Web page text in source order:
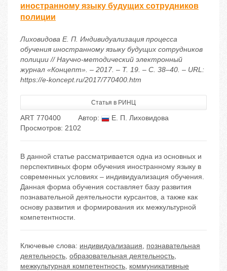
иностранному языку будущих сотрудников
полиции
Лиховидова Е. П. Индивидуализация процесса
обучения иностранному языку будущих сотрудников
полиции // Научно-методический электронный
журнал «Концепт». – 2017. – Т. 19. – С. 38–40. – URL:
https://e-koncept.ru/2017/770400.htm
Статья в РИНЦ
ART 770400 Автор:
Е. П. Лиховидова
Просмотров: 2102
В данной статье рассматривается одна из основных и
перспективных форм обучения иностранному языку в
современных условиях – индивидуализация обучения.
Данная форма обучения составляет базу развития
познавательной деятельности курсантов, а также как
основу развития и формирования их межкультурной
компетентности.
Ключевые слова: индивидуализация, познавательная
деятельность, образовательная деятельность,
межкультурная компетентность, коммуникативные